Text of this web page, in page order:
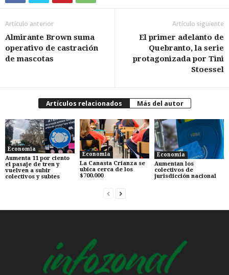
Artículo anterior
Almirante Brown suma
operativo de castración
de mascotas
Artículo siguiente
El primer adelanto de
Quebranto, la serie
protagonizada por Tini
Stoessel
Artículos relacionados Más del autor
Economia
Aumenta 11 por ciento
el pasaje de tren y
vuelven a subir
colectivos y subtes
Economia
La Canasta Crianza se
ubica cerca de los
$700.000
Economia
Aumentan los
colectivos de
jurisdicción nacional